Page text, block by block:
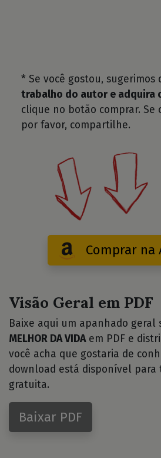
* Se você gostou, sugerimos
trabalho do autor e adquira
clique no botão comprar.
por favor, compartilhe.
Comprar na
Visão Geral em PDF
Baixe aqui um apanhado geral
MELHOR DA VIDAem PDF e
você acha que gostaria de
download está disponível para
gratuita.
Baixar PDF